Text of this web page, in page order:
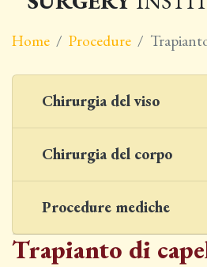
Home Procedure
Chirurgia del viso
Chirurgia del corpo
Procedure mediche
Trapianto di